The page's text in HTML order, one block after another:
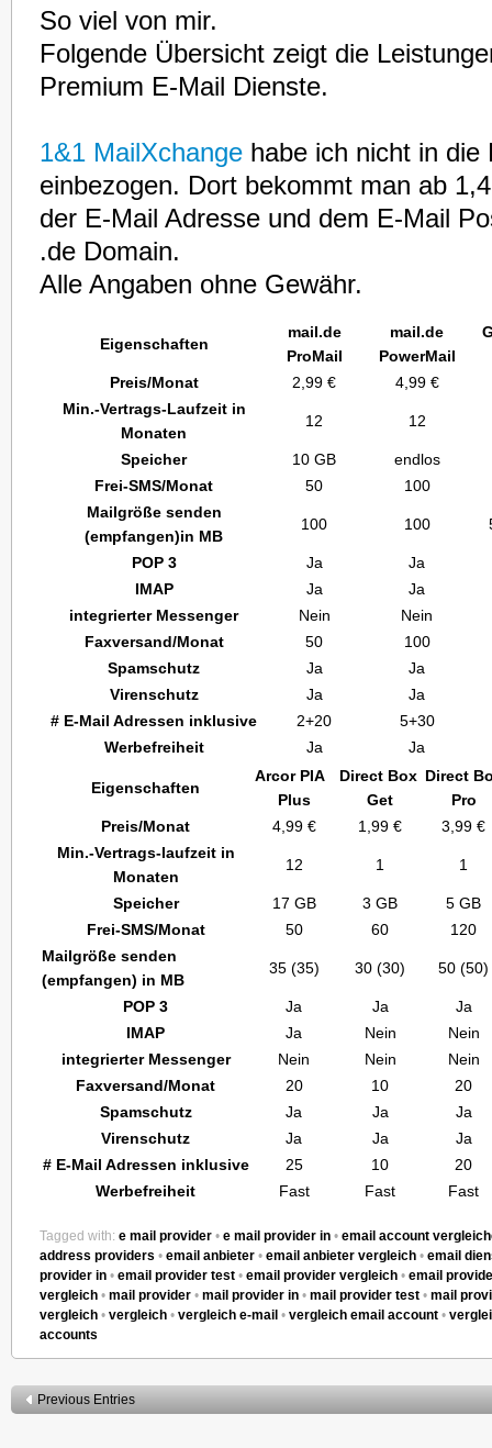
So viel von mir.
Folgende Übersicht zeigt die
Premium E-Mail Dienste.
1&1 MailXchange habe ich nicht in die
einbezogen. Dort bekommt man ab
der E-Mail Adresse und dem E-Mail
.de Domain.
Alle Angaben ohne Gewähr.
Eigenschaften
mail.de
ProMail
mail.de
PowerMail
Preis/Monat 2,99 €
4,99 €
Min.-Vertrags-Laufzeit in
Monaten
12 12
Speicher 10 GB
endlos
Frei-SMS/Monat
50
100
Mailgröße senden
(empfangen)in MB
100 100
POP 3 Ja
Ja
IMAP
Ja
Ja
integrierter Messenger
Nein
Nein
Faxversand/Monat
50
100
Spamschutz
Ja
Ja
Virenschutz
Ja
Ja
# E-Mail Adressen inklusive
2+20
5+30
Werbefreiheit
Ja Ja
Eigenschaften
Arcor PIA
Plus
Direct Box
Get
Direct
Pro
Preis/Monat
4,99 € 1,99 €
3,99 €
Min.-Vertrags-laufzeit in
Monaten
12 1 1
Speicher 17 GB 3 GB
5 GB
Frei-SMS/Monat
50 60
120
Mailgröße senden
(empfangen) in MB
35 (35) 30 (30) 50 (50)
POP 3 Ja Ja
Ja
IMAP
Ja Nein
Nein
integrierter Messenger
Nein Nein
Nein
Faxversand/Monat
20 10
20
Spamschutz
Ja Ja
Ja
Virenschutz
Ja Ja
Ja
# E-Mail Adressen inklusive
25 10
20
Werbefreiheit
Fast Fast Fast
Tagged with: e mail provider • e mail provider in • email account
address providers • email anbieter • email anbieter vergleich • email
provider in • email provider test • email provider vergleich • email
vergleich • mail provider • mail provider in • mail provider test • mail
vergleich • vergleich • vergleich e-mail • vergleich email account •
accounts
Previous Entries